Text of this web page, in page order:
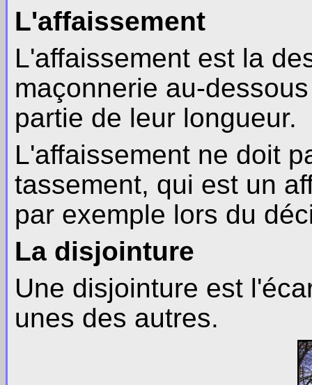
L'affaissement
L'affaissement est la
maçonnerie au-
partie de leur longueur.
L'affaissement ne doit
tassement, qui est un
par exemple lors du
La disjointure
Une disjointure est
unes des autres.